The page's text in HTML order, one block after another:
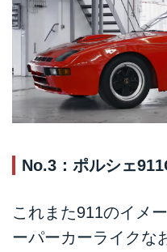
No.3：ポルシェ
これまた911のイメ
ーパーカーライクな